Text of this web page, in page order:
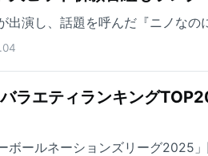
出演し、話題を呼んだ『ニノなの
バラエティランキング
ボールネーションズリーグ2025